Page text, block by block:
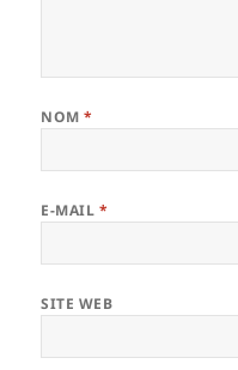
NOM*
E-MAIL *
SITE WEB